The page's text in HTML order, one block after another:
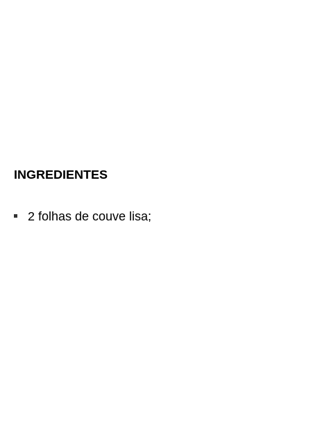
INGREDIENTES
2 folhas de couve lisa;